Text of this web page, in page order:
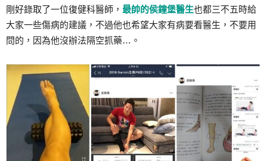
剛好錄取了一位復健科醫師， 最帥的侯鐘堡醫生也都三不五時給
大家一些傷病的建議，不過他也希望大家有病要看醫生，不要用
問的，因為他沒辦法隔空抓藥…。